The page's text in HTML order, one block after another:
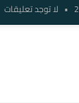
لا توجد تعليقات